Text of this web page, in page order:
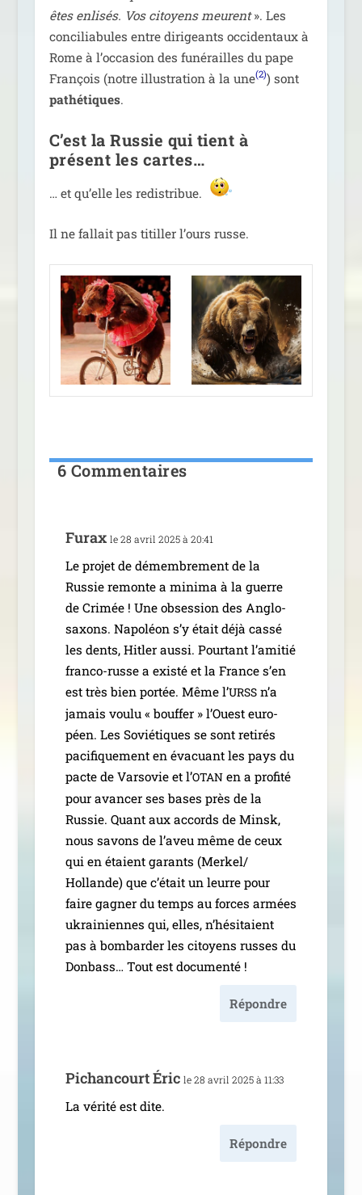
êtes enli­sés. Vos citoyens meurent». Les
conci­lia­bules entre diri­geants occi­den­taux à
Rome à l’oc­ca­sion des funé­railles du pape
François (notre illus­tra­tion à la une(2)) sont
pathé­tiques.
C’est la Russie qui tient à
présent les cartes…
… et qu’elle les redistribue.
Il ne fal­lait pas titiller l’ours russe.
6 Commentaires
Furax le 28 avril 2025 à 20:41
Le pro­jet de démem­bre­ment de la
Russie remonte a mini­ma à la guerre
de Crimée ! Une obses­sion des Anglo-
saxons. Napoléon s’y était déjà cas­sé
les dents, Hitler aus­si. Pourtant l’amitié
fran­­co-russe a exis­té et la France s’en
est très bien por­tée. Même l’URSSn’a
jamais vou­lu « bouf­fer » l’Ouest euro­
péen. Les Soviétiques se sont reti­rés
paci­fi­que­ment en éva­cuant les pays du
pacte de Varsovie et l’OTANen a pro­fi­té
pour avan­cer ses bases près de la
Russie. Quant aux accords de Minsk,
nous savons de l’aveu même de ceux
qui en étaient garants (Merkel/​
Hollande) que c’était un leurre pour
faire gagner du temps au forces armées
ukrai­niennes qui, elles, n’hésitaient
pas à bom­bar­der les citoyens russes du
Donbass… Tout est documenté !
Répondre
Pichancourt Éric le 28 avril 2025 à 11:33
La véri­té est dite.
Répondre